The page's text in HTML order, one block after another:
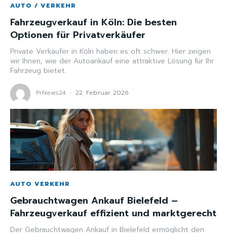
AUTO / VERKEHR
Fahrzeugverkauf in Köln: Die besten
Optionen für Privatverkäufer
Private Verkäufer in Köln haben es oft schwer. Hier zeigen
wir Ihnen, wie der Autoankauf eine attraktive Lösung für Ihr
Fahrzeug bietet.
PrNews24 - 22. Februar 2026
AUTO VERKEHR
Gebrauchtwagen Ankauf Bielefeld –
Fahrzeugverkauf effizient und marktgerecht
Der Gebrauchtwagen Ankauf in Bielefeld ermöglicht den